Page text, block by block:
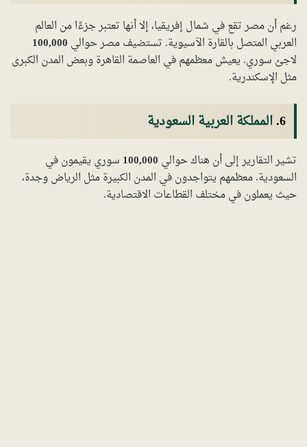
رغم أن مصر تقع في شمال إفريقيا، إلا أنها تعتبر جزءًا من العالم
العربي المتصل بالقارة الآسيوية. تستضيف مصر حوالي 100,000
لاجئ سوري. يعيش معظمهم في العاصمة القاهرة وبعض المدن الكبرى
مثل الإسكندرية.
6. المملكة العربية السعودية
تشير التقارير إلى أن هناك حوالي 100,000 سوري يقيمون في
السعودية. معظمهم يتواجدون في المدن الكبيرة مثل الرياض وجدة،
حيث يعملون في مختلف القطاعات الاقتصادية.